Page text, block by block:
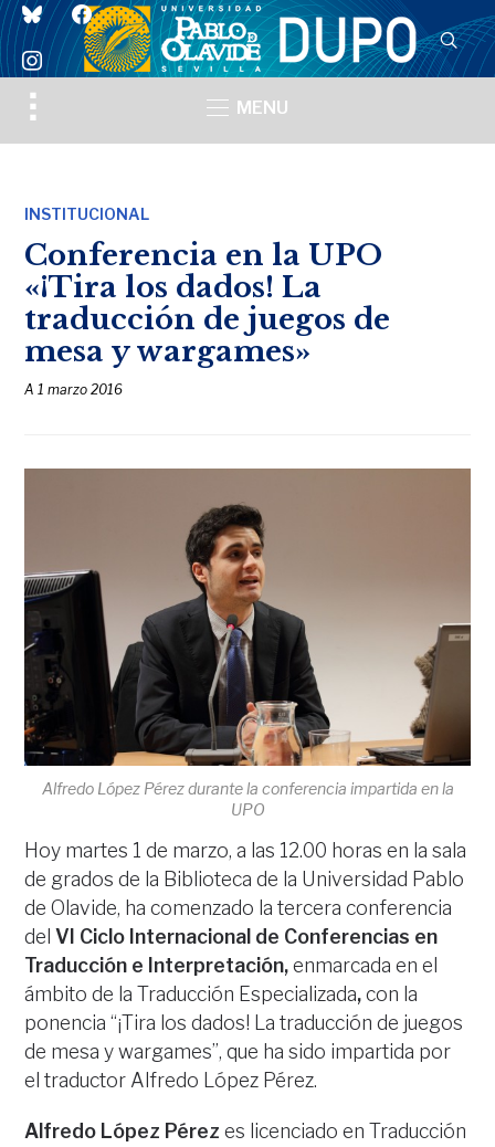
blueskyfacebook
instagram
Toggle
sidebar
MENU
INSTITUCIONAL
Conferencia en la UPO
«¡Tira los dados! La
traducción de juegos de
mesa y wargames»
A1 marzo 2016
Alfredo López Pérez durante la conferencia impartida en la
UPO
Hoy martes 1 de marzo, a las 12.00 horas en la sala
de grados de la Biblioteca de la Universidad Pablo
de Olavide, ha comenzado la tercera conferencia
delVI Ciclo Internacional de Conferencias en
Traducción e Interpretación,enmarcada en el
ámbito de la Traducción Especializada,con la
ponencia “¡Tira los dados! La traducción de juegos
de mesa y wargames”, que ha sido impartida por
el traductor Alfredo López Pérez.
Alfredo López Pérezes licenciado en Traducción